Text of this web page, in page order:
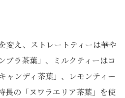
変え、ストレートティーは華や
ブラ茶葉」、ミルクティーはコ
ャンディ茶葉」、レモンティー
長の「ヌワラエリア茶葉」を使